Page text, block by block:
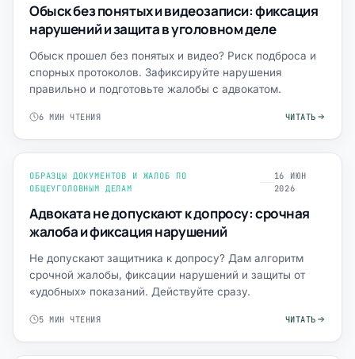
Обыск без понятых и видеозаписи: фиксация
нарушений и защита в уголовном деле
Обыск прошел без понятых и видео? Риск подброса и
спорных протоколов. Зафиксируйте нарушения
правильно и подготовьте жалобы с адвокатом.
6 МИН ЧТЕНИЯ ЧИТАТЬ
ОБРАЗЦЫ ДОКУМЕНТОВ И ЖАЛОБ ПО
ОБЩЕУГОЛОВНЫМ ДЕЛАМ
16 ИЮН
2026
Адвоката не допускают к допросу: срочная
жалоба и фиксация нарушений
Не допускают защитника к допросу? Дам алгоритм
срочной жалобы, фиксации нарушений и защиты от
«удобных» показаний. Действуйте сразу.
5 МИН ЧТЕНИЯ ЧИТАТЬ